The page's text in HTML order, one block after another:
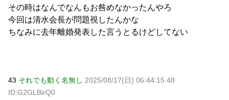
その時はなんでなんもお咎めなかったんやろ
今回は清水会長が問題視したんかな
ちなみに去年離婚発表した言うとるけどしてない
43 それでも動く名無し 2025/08/17(日) 06:44:15.48
ID:G2GLBirQ0